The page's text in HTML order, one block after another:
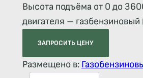
Высота подъёма от 0 до
двигателя –
ЗАПРОСИТЬ ЦЕНУ
Размещено в: